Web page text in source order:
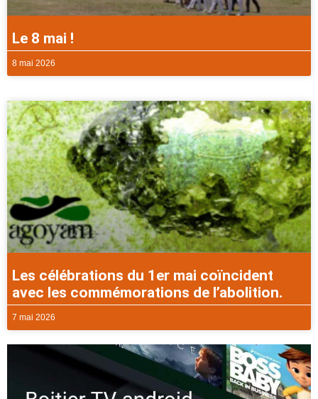
Le 8 mai !
8 mai 2026
Les célébrations du 1er mai coïncident
avec les commémorations de l’abolition.
7 mai 2026